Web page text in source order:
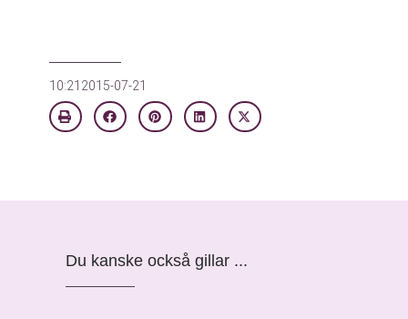
10:21 2015-07-21
Du kanske också gillar ...